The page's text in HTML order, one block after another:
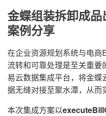
金蝶组装拆卸成
案例分享
在企业资源规划系统与电
流转和可靠处理是至关重要
易云数据集成平台，将金
据无缝对接至聚水潭，从而
本次集成方案以